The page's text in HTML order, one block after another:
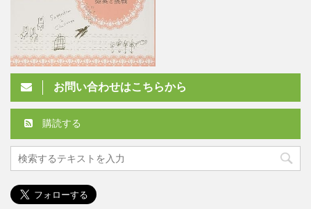
お問い合わせはこちらから
購読する